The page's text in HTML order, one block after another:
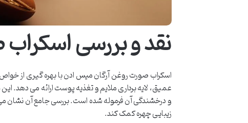
نقد و بررسی
اسکراب صورت روغن آرگان میس ادن با بهره گیری از
عمیق، لایه برداری ملایم و تغذیه پوست ارائه می
و درخشندگی آن فرموله شده است. بررسی جامع آن نشان
زیبایی چهره کمک کند.